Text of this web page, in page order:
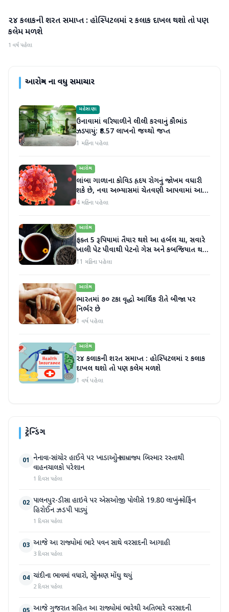
આરોગ્ય
૨૪ કલાકની શરત સમાપ્‍ત : હોસ્‍પિટલમાં ૨ કલાક દાખલ થશો તો પણ
કલેમ મળશે
1 વર્ષ પહેલા
આરોગ્યના વધુ સમાચાર
મહેસાણા
ઉનાવામાં વરિયાળીને લીલી કરવાનું કૌભાંડ
ઝડપાયું: ₹8.57 લાખનો જથ્થો જપ્ત
1 મહિના પહેલા
આરોગ્ય
લાંબા ગાળાના કોવિડ હૃદય રોગનું જોખમ વધારી
શકે છે, નવા અભ્યાસમાં ચેતવણી આપવામાં આવી
છે
4 મહિના પહેલા
આરોગ્ય
ફક્ત 5 રૂપિયામાં તૈયાર થશે આ હર્બલ ચા, સવારે
ખાલી પેટ પીવાથી પેટનો ગેસ અને કબજિયાત થશે
દૂર
11 મહિના પહેલા
આરોગ્ય
ભારતમાં ૭૦ ટકા વૃદ્ધો આર્થિક રીતે બીજા પર
નિર્ભર છે
1 વર્ષ પહેલા
આરોગ્ય
૨૪ કલાકની શરત સમાપ્‍ત : હોસ્‍પિટલમાં ૨ કલાક
દાખલ થશો તો પણ કલેમ મળશે
1 વર્ષ પહેલા
ટ્રેન્ડિંગ
01 નેનાવા-સાંચોર હાઈવે પર ખાડાઓનું સામ્રાજ્ય બિસ્માર રસ્તાથી
વાહનચાલકો પરેશાન
1 દિવસ પહેલા
02 પાલનપુર-ડીસા હાઇવે પર એસઓજી પોલીસે 19.80 લાખનું મોર્ફિન
હિરોઈન ઝડપી પાડ્યું
1 દિવસ પહેલા
03 આજે આ રાજ્યોમાં ભારે પવન સાથે વરસાદની આગાહી
3 દિવસ પહેલા
04 ચાંદીના ભાવમાં વધારો, સોનું પણ મોંઘુ થયું
2 દિવસ પહેલા
આજે ગુજરાત સહિત આ રાજ્યોમાં ભારેથી અતિભારે વરસાદની